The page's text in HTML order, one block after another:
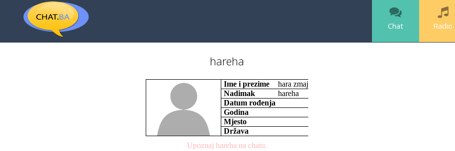
Chat Radio
hareha
Ime i prezime
hara zmaj
Nadimak
hareha
Datum rođenja
Godina
Mjesto
Država
Upoznaj hareha na chatu.